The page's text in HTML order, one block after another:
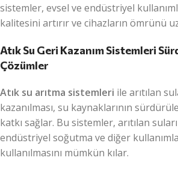
sistemler, evsel ve endüstriyel
kalitesini artırır ve cihazların ömrünü
Atık Su Geri Kazanım Sistemleri
Çözümler
Atık su arıtma sistemleri ile arıtılan
kazanılması, su kaynaklarının
katkı sağlar. Bu sistemler, arıtılan
endüstriyel soğutma ve diğer
kullanılmasını mümkün kılar.